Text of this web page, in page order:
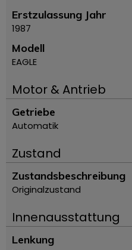
Erstzulassung Jahr
1987
Modell
EAGLE
Motor & Antrieb
Getriebe
Automatik
Zustand
Zustandsbeschreibung
Originalzustand
Innenausstattung
Lenkung